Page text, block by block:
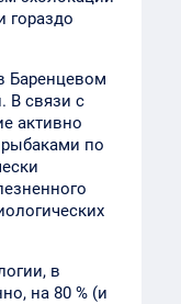
гораздо
Баренцевом
В связи с
активно
по
в
на 80 % (и